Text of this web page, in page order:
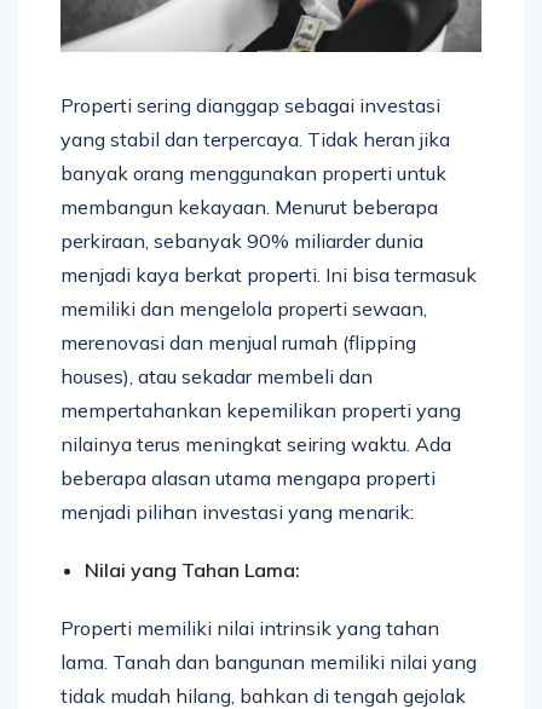
Properti sering dianggap sebagai investasi
yang stabil dan terpercaya. Tidak heran jika
banyak orang menggunakan properti untuk
membangun kekayaan. Menurut beberapa
perkiraan, sebanyak 90% miliarder dunia
menjadi kaya berkat properti. Ini bisa termasuk
memiliki dan mengelola properti sewaan,
merenovasi dan menjual rumah (flipping
houses), atau sekadar membeli dan
mempertahankan kepemilikan properti yang
nilainya terus meningkat seiring waktu. Ada
beberapa alasan utama mengapa properti
menjadi pilihan investasi yang menarik:
Nilai yang Tahan Lama:
Properti memiliki nilai intrinsik yang tahan
lama. Tanah dan bangunan memiliki nilai yang
tidak mudah hilang, bahkan di tengah gejolak